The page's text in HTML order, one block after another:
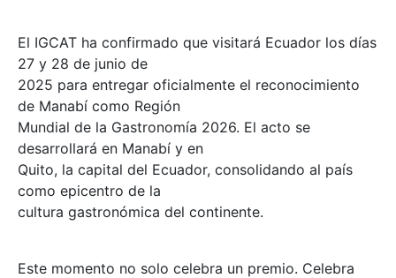
El IGCAT ha confirmado que visitará Ecuador los días
27 y 28 de junio de
2025 para entregar oficialmente el reconocimiento
de Manabí como Región
Mundial de la Gastronomía 2026. El acto se
desarrollará en Manabí y en
Quito, la capital del Ecuador, consolidando al país
como epicentro de la
cultura gastronómica del continente.
Este momento no solo celebra un premio. Celebra